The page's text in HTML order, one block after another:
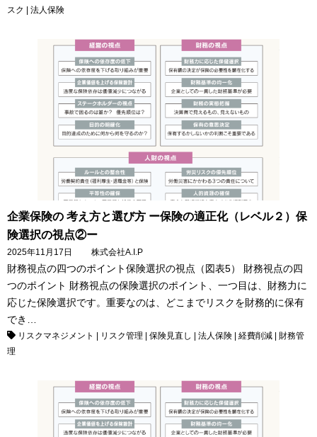
スク | 法人保険
企業保険の 考え方と選び方 ー保険の適正化（レベル２）保
険選択の視点②ー
2025年11月17日 株式会社A.I.P
財務視点の四つのポイント保険選択の視点（図表5） 財務視点の四
つのポイント 財務視点の保険選択のポイント、一つ目は、財務力に
応じた保険選択です。重要なのは、どこまでリスクを財務的に保有
でき…
リスクマネジメント | リスク管理 | 保険見直し | 法人保険 | 経費削減 | 財務管
理